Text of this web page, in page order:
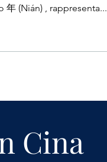
anche come Festa di Primavera o 年 (Nián) , rappresenta...
Cina